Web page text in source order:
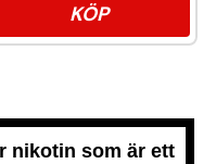
KÖP
nikotin som är ett